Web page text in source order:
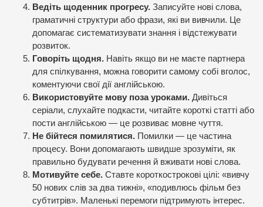
Ведіть щоденник прогресу. Записуйте нові слова,
граматичні структури або фрази, які ви вивчили. Це
допомагає систематизувати знання і відстежувати
розвиток.
Говоріть щодня. Навіть якщо ви не маєте партнера
для спілкування, можна говорити самому собі вголос,
коментуючи свої дії англійською.
Використовуйте мову поза уроками. Дивіться
серіали, слухайте подкасти, читайте короткі статті або
пости англійською — це розвиває мовне чуття.
Не бійтеся помилятися. Помилки — це частина
процесу. Вони допомагають швидше зрозуміти, як
правильно будувати речення й вживати нові слова.
Мотивуйте себе. Ставте короткострокові цілі: «вивчу
50 нових слів за два тижні», «подивлюсь фільм без
субтитрів». Маленькі перемоги підтримують інтерес.